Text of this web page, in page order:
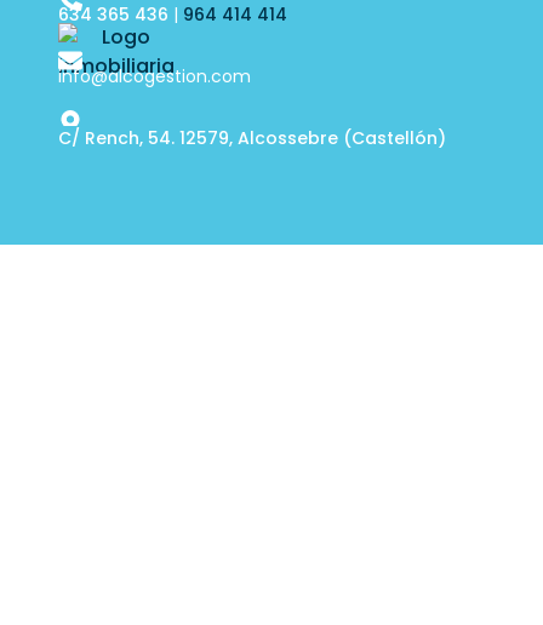
634 365 436 | 964 414 414
info@alcogestion.com
C/ Rench, 54. 12579, Alcossebre (Castellón)